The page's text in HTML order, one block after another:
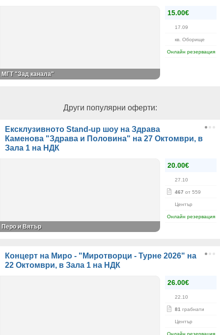
15.00€
17.09
кв. Оборище
Онлайн резервация
МГТ "Зад канала"
Други популярни оферти:
Ексклузивното Stand-up шоу на Здрава
Каменова "Здрава и Половина" на 27 Октомври, в
Зала 1 на НДК
20.00€
27.10
467 от 559
Център
Онлайн резервация
Перо и Вятър
Концерт на Миро - "Миротворци - Турне 2026" на
22 Октомври, в Зала 1 на НДК
26.00€
22.10
81 грабнати
Център
Онлайн резервация